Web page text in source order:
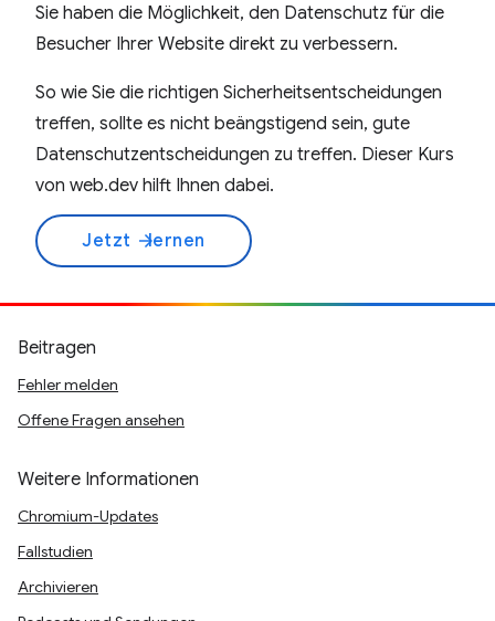
Sie haben die Möglichkeit, den Datenschutz für die
Besucher Ihrer Website direkt zu verbessern.
So wie Sie die richtigen Sicherheitsentscheidungen
treffen, sollte es nicht beängstigend sein, gute
Datenschutzentscheidungen zu treffen. Dieser Kurs
von web.dev hilft Ihnen dabei.
Jetzt arrow_forward
lernen
Beitragen
Fehler melden
Offene Fragen ansehen
Weitere Informationen
Chromium-Updates
Fallstudien
Archivieren